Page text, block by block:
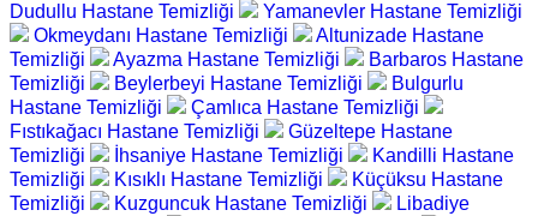
Dudullu Hastane Temizliği
Yamanevler Hastane Temizliği
Okmeydanı Hastane Temizliği
Altunizade Hastane
Temizliği
Ayazma Hastane Temizliği
Barbaros Hastane
Temizliği
Beylerbeyi Hastane Temizliği
Bulgurlu
Hastane Temizliği
Çamlıca Hastane Temizliği
Fıstıkağacı Hastane Temizliği
Güzeltepe Hastane
Temizliği
İhsaniye Hastane Temizliği
Kandilli Hastane
Temizliği
Kısıklı Hastane Temizliği
Küçüksu Hastane
Temizliği
Kuzguncuk Hastane Temizliği
Libadiye